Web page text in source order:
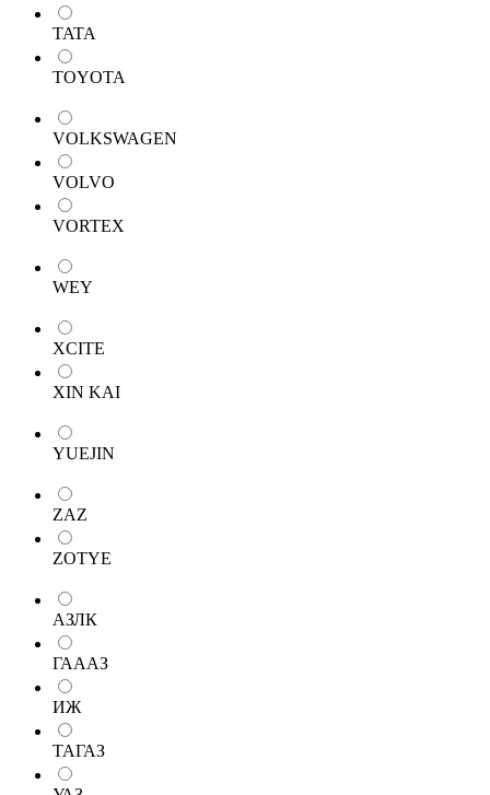
TATA
TOYOTA
VOLKSWAGEN
VOLVO
VORTEX
WEY
XCITE
XIN KAI
YUEJIN
ZAZ
ZOTYE
АЗЛК
ГАААЗ
ИЖ
ТАГАЗ